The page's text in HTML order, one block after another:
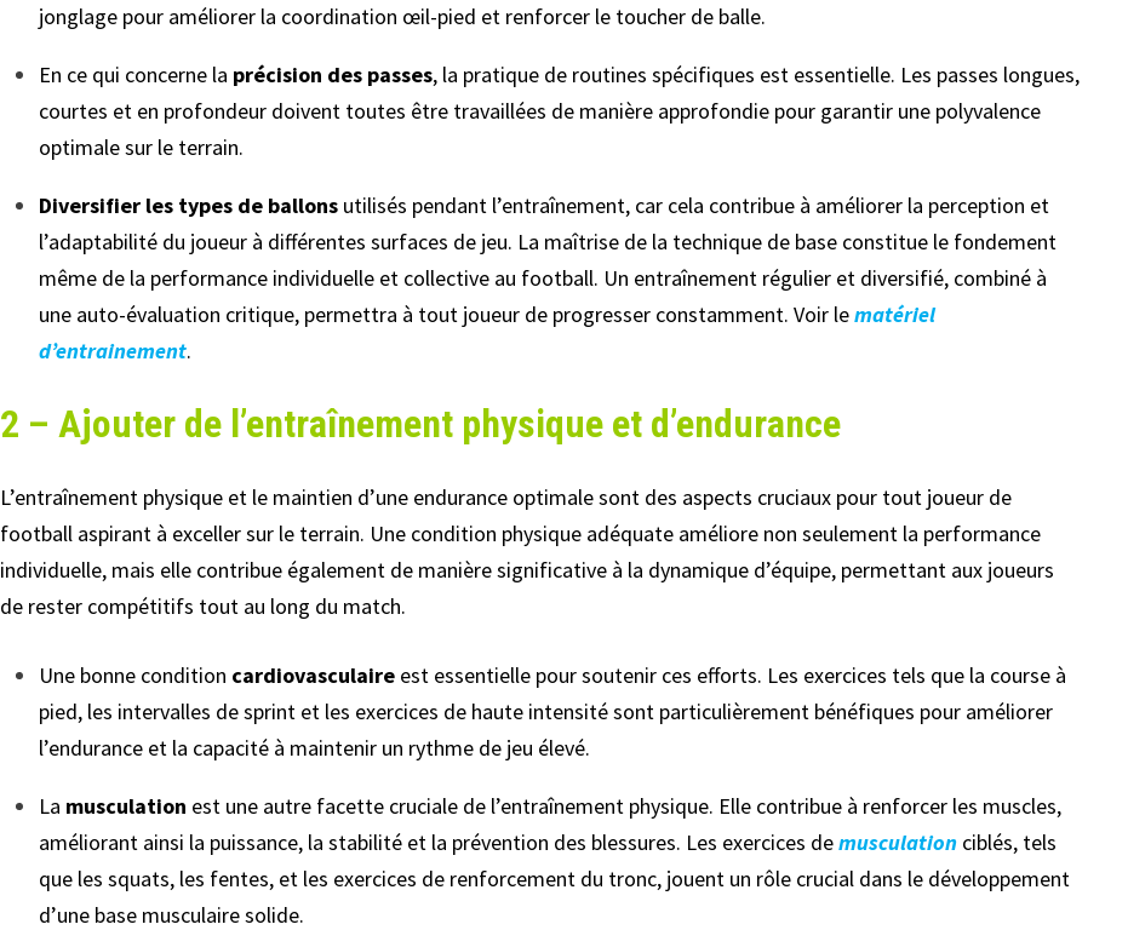
jonglage pour améliorer la coordination œil-pied et renforcer le toucher de balle.
En ce qui concerne la précision des passes, la pratique de routines spécifiques est essentielle. Les passes longues,
courtes et en profondeur doivent toutes être travaillées de manière approfondie pour garantir une polyvalence
optimale sur le terrain.
Diversifier les types de ballons utilisés pendant l’entraînement, car cela contribue à améliorer la perception et
l’adaptabilité du joueur à différentes surfaces de jeu. La maîtrise de la technique de base constitue le fondement
même de la performance individuelle et collective au football. Un entraînement régulier et diversifié, combiné à
une auto-évaluation critique, permettra à tout joueur de progresser constamment. Voir lematériel
d’entrainement.
2 – Ajouter de l’entraînement physique et d’endurance
L’entraînement physique et le maintien d’une endurance optimale sont des aspects cruciaux pour tout joueur de
football aspirant à exceller sur le terrain. Une condition physique adéquate améliore non seulement la performance
individuelle, mais elle contribue également de manière significative à la dynamique d’équipe, permettant aux joueurs
de rester compétitifs tout au long du match.
Une bonne condition cardiovasculaire est essentielle pour soutenir ces efforts. Les exercices tels que la course à
pied, les intervalles de sprint et les exercices de haute intensité sont particulièrement bénéfiques pour améliorer
l’endurance et la capacité à maintenir un rythme de jeu élevé.
La musculation est une autre facette cruciale de l’entraînement physique. Elle contribue à renforcer les muscles,
améliorant ainsi la puissance, la stabilité et la prévention des blessures. Les exercices demusculation ciblés, tels
que les squats, les fentes, et les exercices de renforcement du tronc, jouent un rôle crucial dans le développement
d’une base musculaire solide.